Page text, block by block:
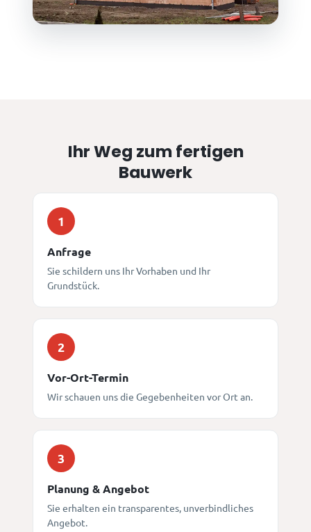
Ihr Weg zum fertigen
Bauwerk
1
Anfrage
Sie schildern uns Ihr Vorhaben und Ihr
Grundstück.
2
Vor-Ort-Termin
Wir schauen uns die Gegebenheiten vor Ort an.
3
Planung & Angebot
Sie erhalten ein transparentes, unverbindliches
Angebot.